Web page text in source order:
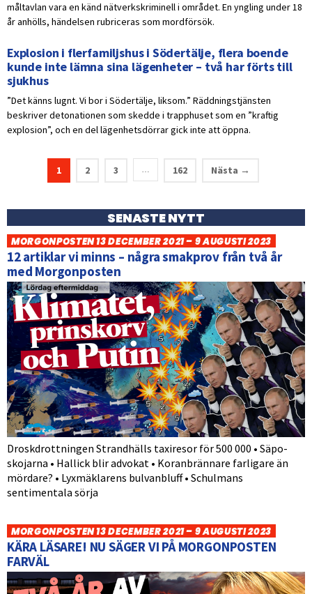
måltavlan vara en känd nätverkskriminell i området. En yngling under 18
år anhölls, händelsen rubriceras som mordförsök.
Explosion i flerfamiljshus i Södertälje, flera boende
kunde inte lämna sina lägenheter – två har förts till
sjukhus
”Det känns lugnt. Vi bor i Södertälje, liksom.” Räddningstjänsten
beskriver detonationen som skedde i trapphuset som en ”kraftig
explosion”, och en del lägenhetsdörrar gick inte att öppna.
1 2 3 … 162 Nästa →
SENASTE NYTT
MORGONPOSTEN 13 DECEMBER 2021 – 9 AUGUSTI 2023
12 artiklar vi minns – några smakprov från två år
med Morgonposten
Droskdrottningen Strandhälls taxiresor för 500 000 • Säpo-
skojarna • Hallick blir advokat • Koranbrännare farligare än
mördare? • Lyxmäklarens bulvanbluff • Schulmans
sentimentala sörja
MORGONPOSTEN 13 DECEMBER 2021 – 9 AUGUSTI 2023
KÄRA LÄSARE! NU SÄGER VI PÅ MORGONPOSTEN
FARVÄL